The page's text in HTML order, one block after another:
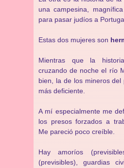
una campesina, magnífica
para pasar judíos a
Estas dos mujeres son
Mientras que la
cruzando de noche el río
bien, la de los mineros del
más deficiente.
A mí especialmente me
los presos forzados a
Me pareció poco creíble.
Hay amoríos
(previsibles), guardias